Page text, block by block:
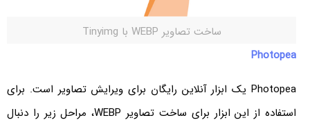
ساخت تصاویر WEBP با Tinyimg
Photopea
Photopea یک ابزار آنلاین رایگان برای ویرایش تصاویر است. برای
استفاده از این ابزار برای ساخت تصاویر WEBP، مراحل زیر را دنبال